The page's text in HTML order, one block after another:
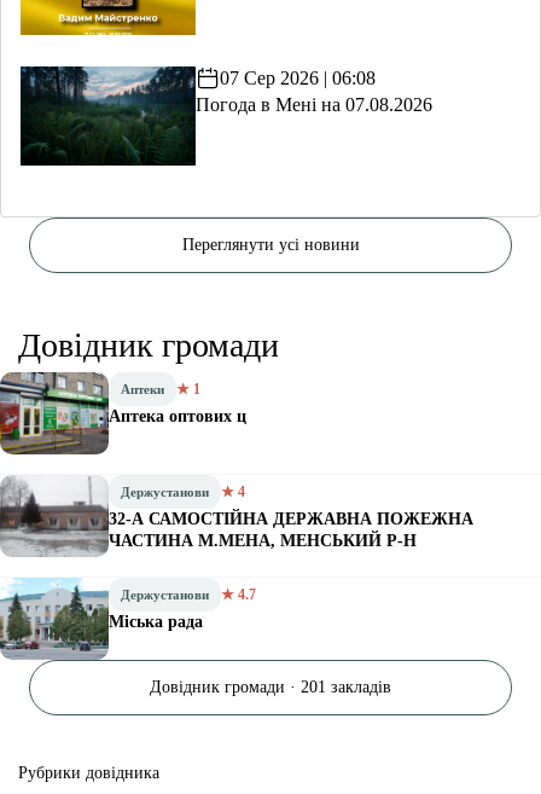
07 Сер 2026 | 06:08
Погода в Мені на 07.08.2026
Переглянути усі новини
Довідник громади
Аптеки ★ 1
Аптека оптових ц
Держустанови ★ 4
32-А САМОСТІЙНА ДЕРЖАВНА ПОЖЕЖНА
ЧАСТИНА М.МЕНА, МЕНСЬКИЙ Р-Н
Держустанови ★ 4.7
Міська рада
Довідник громади · 201 закладів
Рубрики довідника